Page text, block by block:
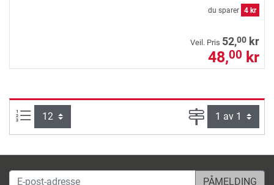
du sparer 4 kr
Veil. Pris 52,00 kr
48,00 kr
Produkter pr. side: Side
E-post-adresse